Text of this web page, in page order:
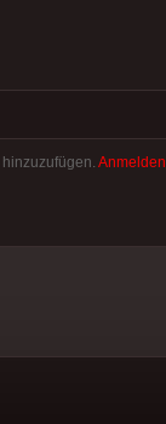
Anmelden